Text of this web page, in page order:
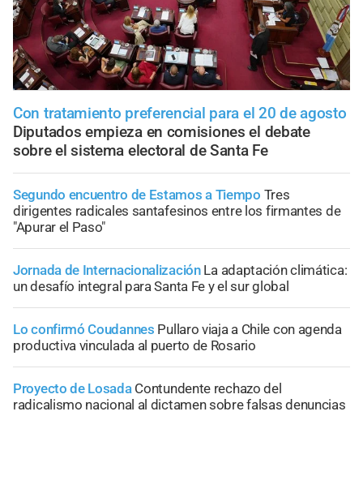
Con tratamiento preferencial para el 20 de agosto
Diputados empieza en comisiones el debate
sobre el sistema electoral de Santa Fe
Segundo encuentro de Estamos a Tiempo Tres
dirigentes radicales santafesinos entre los firmantes de
"Apurar el Paso"
Jornada de Internacionalización La adaptación climática:
un desafío integral para Santa Fe y el sur global
Lo confirmó Coudannes Pullaro viaja a Chile con agenda
productiva vinculada al puerto de Rosario
Proyecto de Losada Contundente rechazo del
radicalismo nacional al dictamen sobre falsas denuncias